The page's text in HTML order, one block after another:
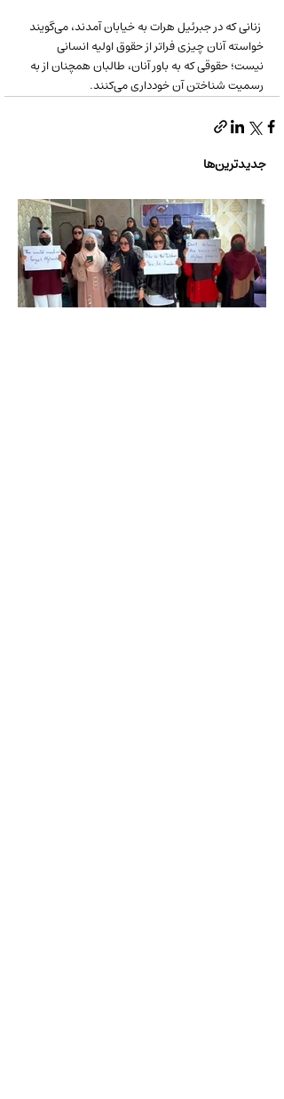
زنانی که در جبرئیل هرات به خیابان آمدند، می‌گویند
خواسته آنان چیزی فراتر از حقوق اولیه انسانی
نیست؛ حقوقی که به باور آنان، طالبان همچنان از به
رسمیت شناختن آن خودداری می‌کنند.
جدیدترین‌ها